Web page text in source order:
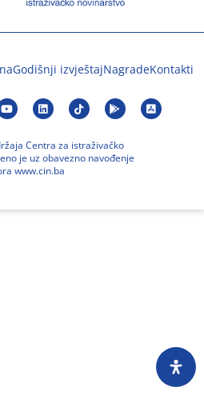
Godišnji izvještajNagradeKontakti
Centra za istraživačko
je uz obavezno navođenje
www.cin.ba